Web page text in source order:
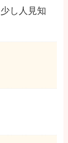
し人見知